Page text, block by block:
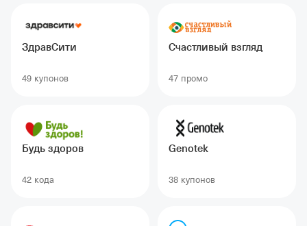
ЗдравСити
49 купонов
Счастливый взгляд
47 промо
Будь здоров
42 кодa
Genotek
38 купонов